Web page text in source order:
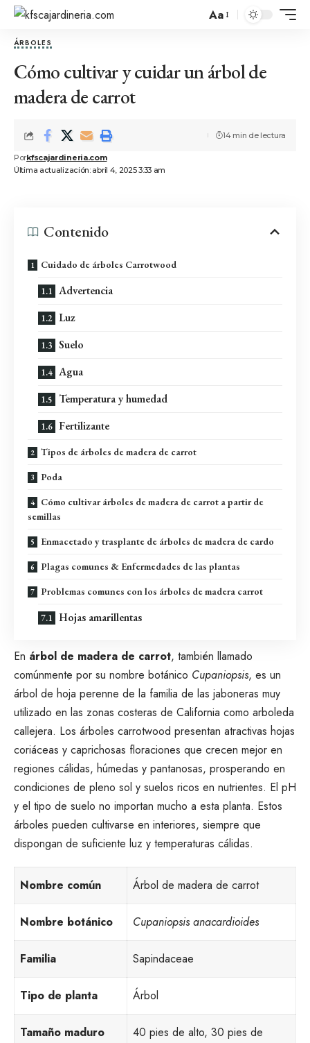
Aa
ÁRBOLES
Cómo cultivar y cuidar un árbol de
madera de carrot
Última actualización: abril 4, 2025 3:33 am
Porkfscajardineria.com
14 min de lectura
Contenido
Cuidado de árboles Carrotwood
Advertencia
Luz
Suelo
Agua
Temperatura y humedad
Fertilizante
Tipos de árboles de madera de carrot
Poda
Cómo cultivar árboles de madera de carrot a partir de
semillas
Enmacetado y trasplante de árboles de madera de cardo
Plagas comunes & Enfermedades de las plantas
Problemas comunes con los árboles de madera carrot
Hojas amarillentas
En árbol de madera de carrot, también llamado
comúnmente por su nombre botánico Cupaniopsis, es un
árbol de hoja perenne de la familia de las jaboneras muy
utilizado en las zonas costeras de California como arboleda
callejera. Los árboles carrotwood presentan atractivas hojas
coriáceas y caprichosas floraciones que crecen mejor en
regiones cálidas, húmedas y pantanosas, prosperando en
condiciones de pleno sol y suelos ricos en nutrientes. El pH
y el tipo de suelo no importan mucho a esta planta. Estos
árboles pueden cultivarse en interiores, siempre que
dispongan de suficiente luz y temperaturas cálidas.
Nombre común Árbol de madera de carrot
Nombre botánico Cupaniopsis anacardioides
Familia Sapindaceae
Tipo de planta Árbol
Tamaño maduro
40 pies de alto, 30 pies de